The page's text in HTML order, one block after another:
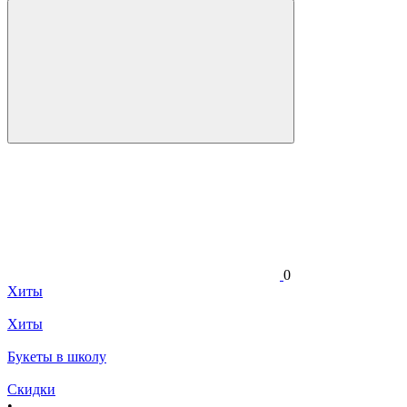
0
Хиты
Хиты
Букеты в школу
Скидки